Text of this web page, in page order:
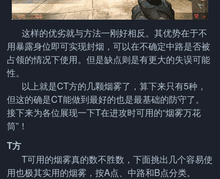
这样的优劣就与方法一刚好相反。其优势在于不
用暴露身位即可实现封烟，可以在不确定中路是否被
占领的情况下使用。但是缺点则是有更大的失误可能
性。
以上就是CT方的几颗烟雾了，算下来只有5种，
但这的确是CT能做到最好的也是最基础的防守了。
接下来为各位展现一下T在进攻时可用的“烟雾万花
筒”！
T方
T可用的烟雾真的数不胜数，下面挑出几个容易使
用也极其实用的烟雾，按A点、中路和B点分类。